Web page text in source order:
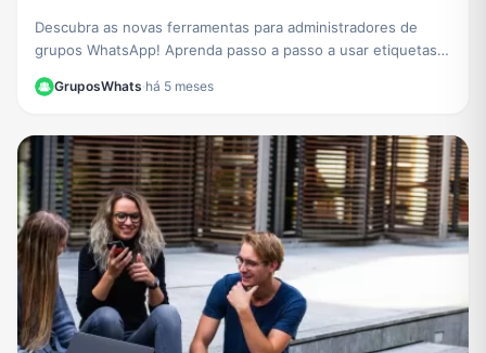
Descubra as novas ferramentas para administradores de
grupos WhatsApp! Aprenda passo a passo a usar etiquetas
para organizar membros e otimizar sua gestão.
GruposWhats·há 5 meses